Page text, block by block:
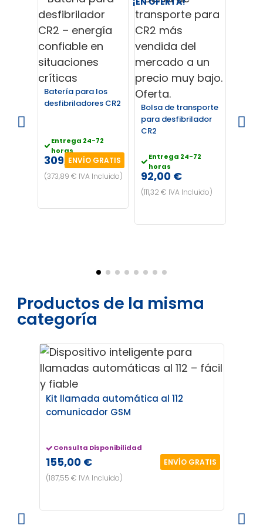
Batería para los
desfibriladores CR2
Entrega 24-72
horas
309,00 €ENVÍO GRATIS
(373,89 € IVA Incluido)
Bolsa de transporte
para desfibrilador
CR2
Entrega 24-72
horas
92,00 €
(111,32 € IVA Incluido)
Productos de la misma
categoría
Kit llamada automática al 112
comunicador GSM
Consulta Disponibilidad
155,00 €
ENVÍO GRATIS
(187,55 € IVA Incluido)